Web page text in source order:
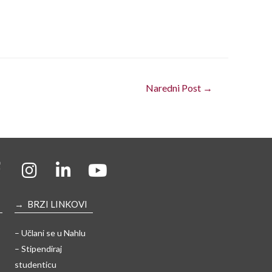
Naredni Post →
→ BRZI LINKOVI
– Učlani se u Nahlu
– Stipendiraj
studenticu